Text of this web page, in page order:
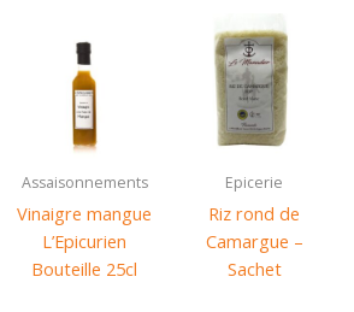
Assaisonnements
Vinaigre mangue
L’Epicurien
Bouteille 25cl
Epicerie
Riz rond de
Camargue –
Sachet